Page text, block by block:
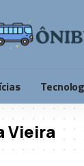
Vieira